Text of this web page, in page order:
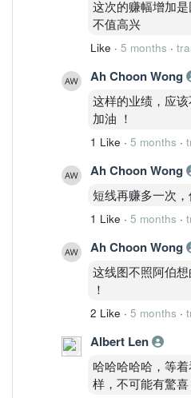
这次的赚幅增加
不值高兴
Like · 5 months ·
Ah Choon Wong
这样的业绩，应
加油 ！
1 Like · 5 months ·
Ah Choon Wong
短线再赚多一次，
1 Like · 5 months ·
Ah Choon Wong
这线图不照阿伯
！
2 Like · 5 months ·
Albert Len
哈哈哈哈哈，等
样，不可能有驚喜